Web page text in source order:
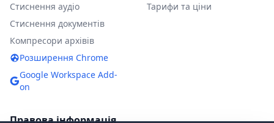
Стиснення аудіо
Стиснення документів
Компресори архівів
Розширення Chrome
Google Workspace Add-
on
Тарифи та ціни
Правова інформація